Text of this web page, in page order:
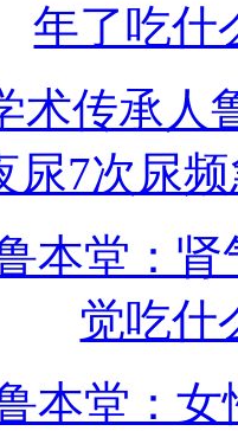
年了吃什
传承人
尿7次尿
堂：肾
觉吃什
堂：女